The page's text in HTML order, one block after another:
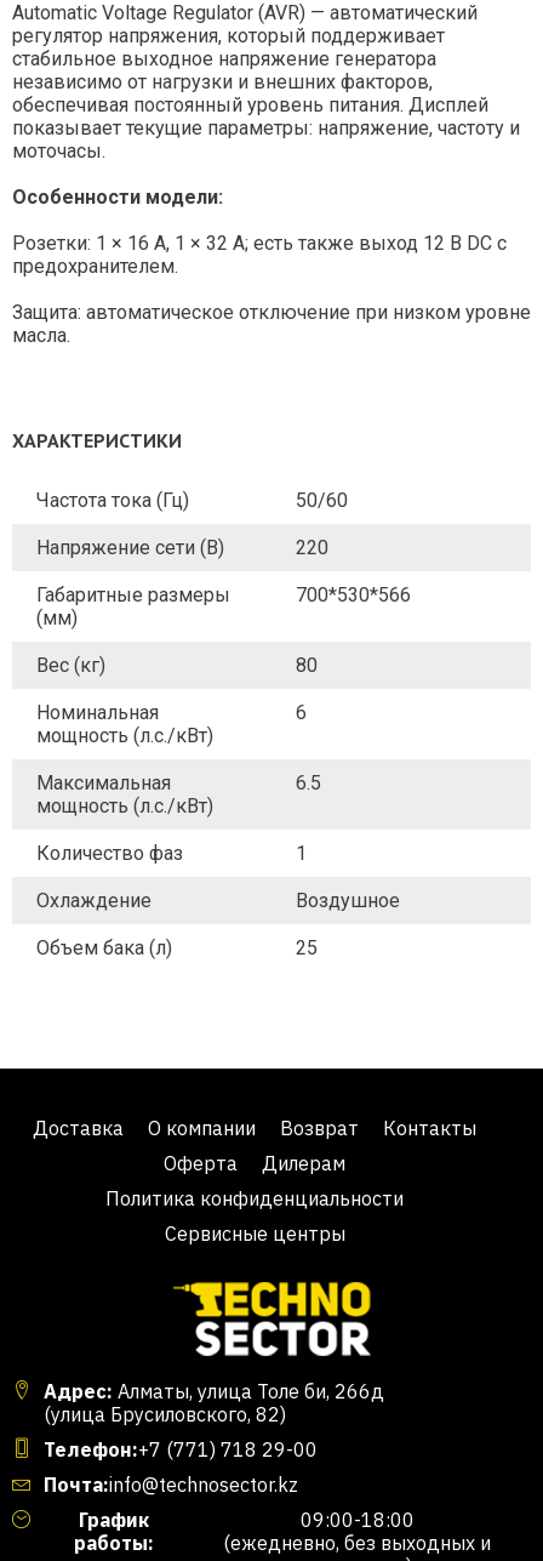
Automatic Voltage Regulator (AVR) — автоматический
регулятор напряжения, который поддерживает
стабильное выходное напряжение генератора
независимо от нагрузки и внешних факторов,
обеспечивая постоянный уровень питания. Дисплей
показывает текущие параметры: напряжение, частоту и
моточасы.
Особенности модели:
Розетки: 1 × 16 А, 1 × 32 А; есть также выход 12 В DC с
предохранителем.
Защита: автоматическое отключение при низком уровне
масла.
ХАРАКТЕРИСТИКИ
Частота тока (Гц) 50/60
Напряжение сети (В) 220
Габаритные размеры
(мм)
700*530*566
Вес (кг) 80
Номинальная
мощность (л.с./кВт)
6
Максимальная
мощность (л.с./кВт)
6.5
Количество фаз 1
Охлаждение Воздушное
Объем бака (л) 25
Доставка О компании Возврат
Контакты
Оферта
Дилерам
Политика конфиденциальности
Сервисные центры
Адрес: Алматы, улица Толе би, 266д
(улица Брусиловского, 82)
Телефон:+7 (771) 718 29-00
Почта:info@technosector.kz
График
работы:
09:00-18:00
(ежедневно, без выходных и